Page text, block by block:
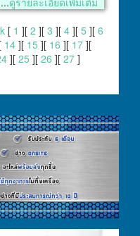
[ 1 ][ 2 ][ 3 ][ 4 ][ 5 ][ 6
14 ][ 15 ][ 16 ][ 17 ][
][ 25 ][ 26 ][ 27 ]